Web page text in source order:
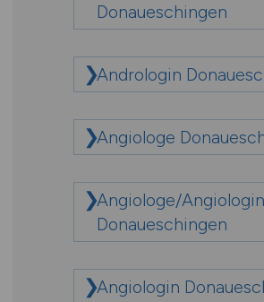
Donaueschingen
Andrologin
Angiologe
Angiologe/Angiologin
Donaueschingen
Angiologin